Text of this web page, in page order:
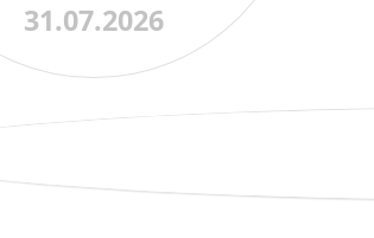
преподавателя
31.07.2026